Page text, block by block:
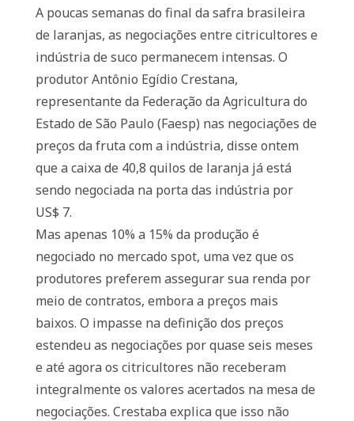
A poucas semanas do final da safra brasileira
de laranjas, as negociações entre citricultores e
indústria de suco permanecem intensas. O
produtor Antônio Egídio Crestana,
representante da Federação da Agricultura do
Estado de São Paulo (Faesp) nas negociações de
preços da fruta com a indústria, disse ontem
que a caixa de 40,8 quilos de laranja já está
sendo negociada na porta das indústria por
US$ 7.
Mas apenas 10% a 15% da produção é
negociado no mercado spot, uma vez que os
produtores preferem assegurar sua renda por
meio de contratos, embora a preços mais
baixos. O impasse na definição dos preços
estendeu as negociações por quase seis meses
e até agora os citricultores não receberam
integralmente os valores acertados na mesa de
negociações. Crestaba explica que isso não